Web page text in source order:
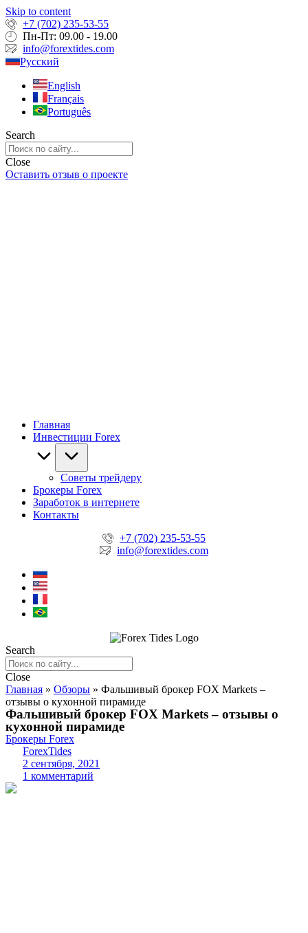
Skip to content
+7 (702) 235-53-55
Пн-Пт: 09.00 - 19.00
info@forextides.com
Русский
English
Français
Português
Search
Close
Оставить отзыв о проекте
Главная
Инвестиции Forex
Советы трейдеру
Брокеры Forex
Заработок в интернете
Контакты
+7 (702) 235-53-55
info@forextides.com
Search
Close
Главная » Обзоры » Фальшивый брокер FOX Markets –
отзывы о кухонной пирамиде
Фальшивый брокер FOX Markets – отзывы о
кухонной пирамиде
Брокеры Forex
ForexTides
2 сентября, 2021
1 комментарий